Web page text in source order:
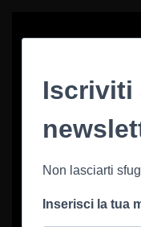
Iscriviti
Non lasciarti
Inserisci la tua